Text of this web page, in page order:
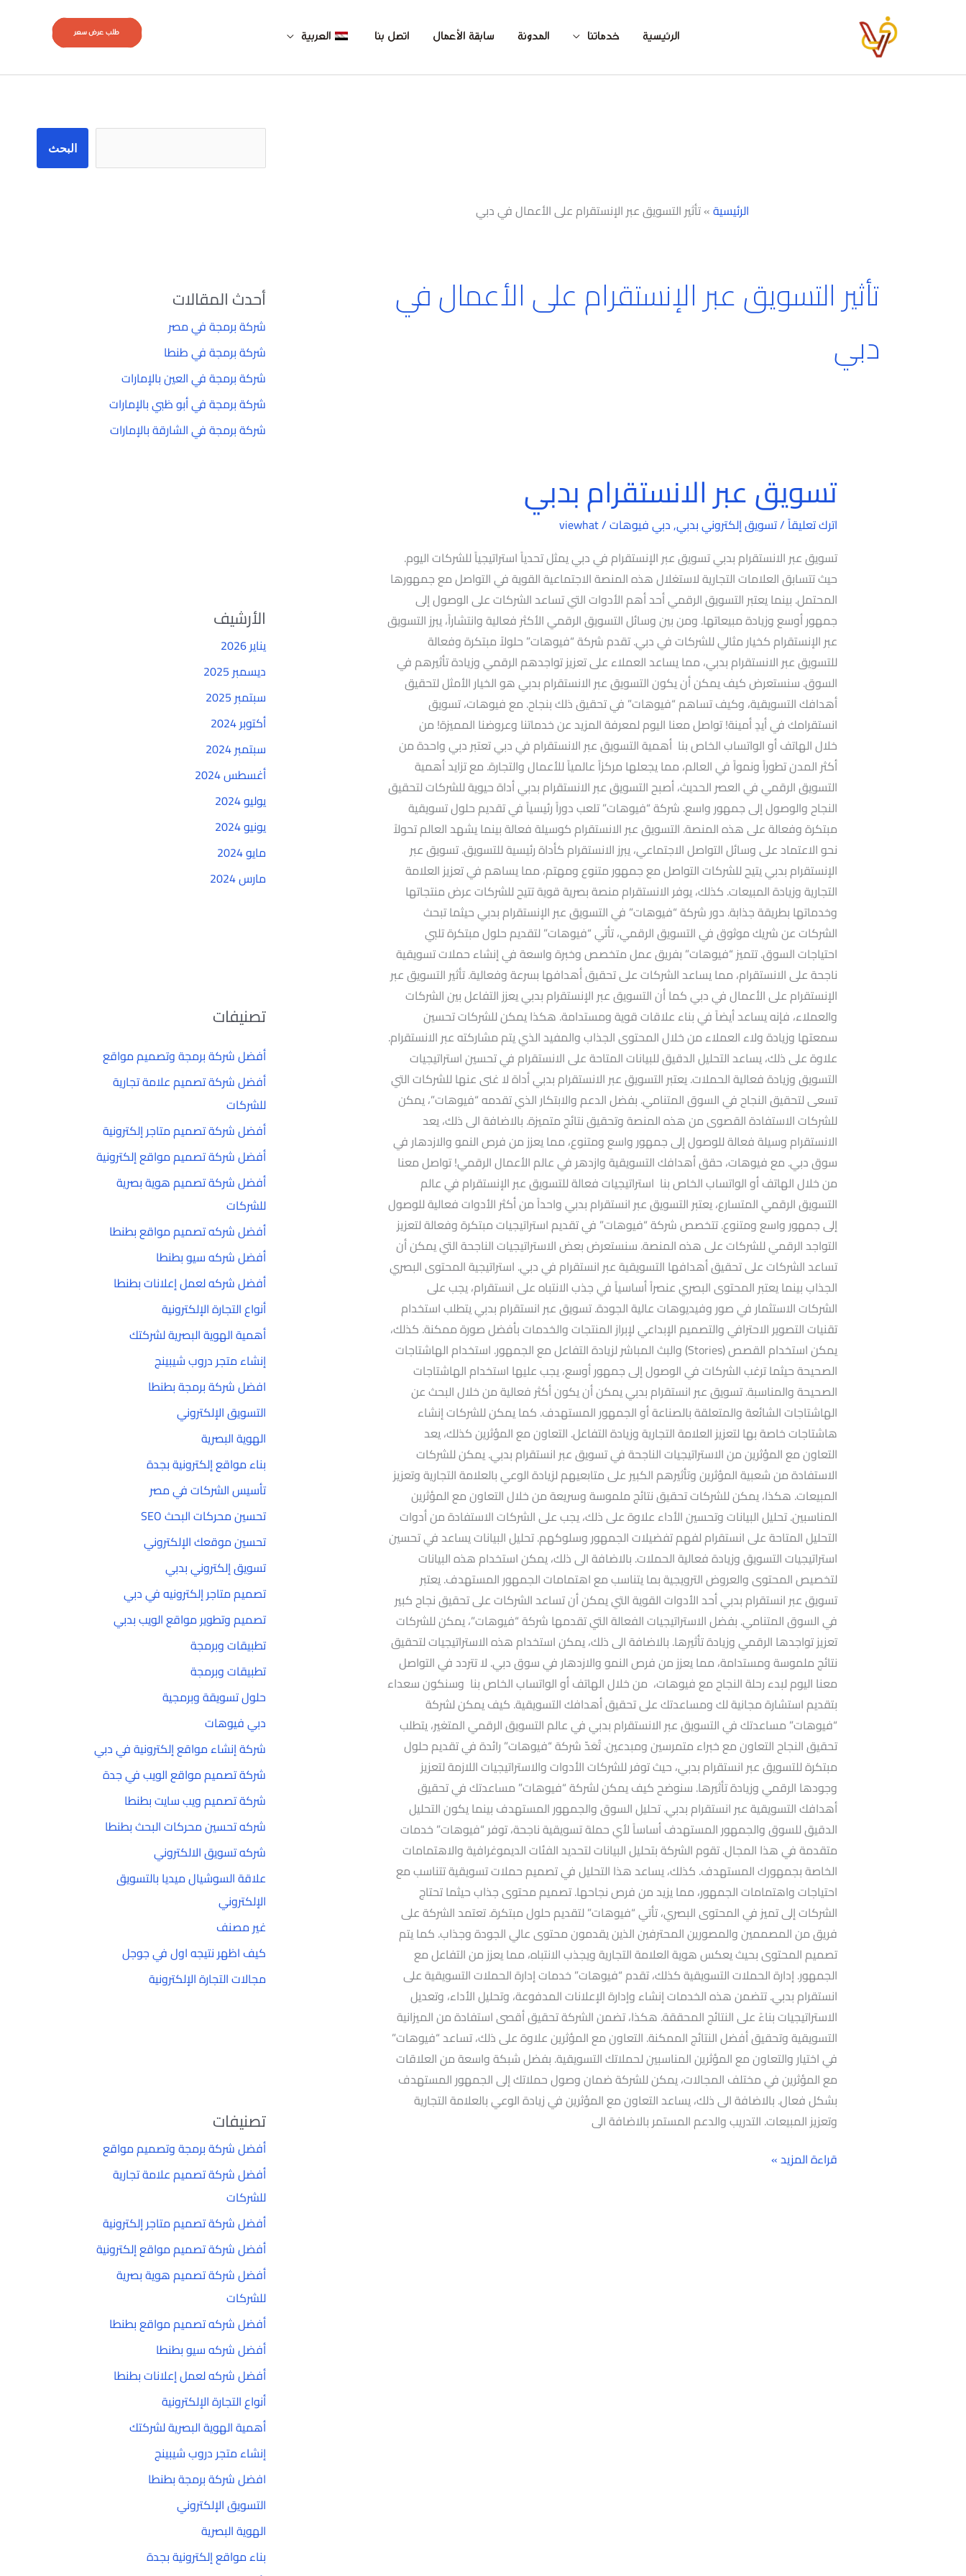
الرئيسية خدماتنا المدونة سابقة الأعمال اتصل بنا العربية طلب عرض سعر
الرئيسية»تأثير التسويق عبر الإنستقرام على الأعمال في دبي
تأثير التسويق عبر الإنستقرام على الأعمال في
دبي
تسويق عبر الانستقرام بدبي
اترك تعليقاً/تسويق إلكتروني بدبي,دبي فيوهات/
viewhat
تسويق عبر الانستقرام بدبي تسويق عبر الإنستقرام في دبي يمثل تحدياً استراتيجياً للشركات اليوم.
حيث تتسابق العلامات التجارية لاستغلال هذه المنصة الاجتماعية القوية في التواصل مع جمهورها
المحتمل. بينما يعتبر التسويق الرقمي أحد أهم الأدوات التي تساعد الشركات على الوصول إلى
جمهور أوسع وزيادة مبيعاتها. ومن بين وسائل التسويق الرقمي الأكثر فعالية وانتشاراً، يبرز التسويق
عبر الإنستقرام كخيار مثالي للشركات في دبي. تقدم شركة “فيوهات” حلولاً مبتكرة وفعالة
للتسويق عبر الانستقرام بدبي، مما يساعد العملاء على تعزيز تواجدهم الرقمي وزيادة تأثيرهم في
السوق. سنستعرض كيف يمكن أن يكون التسويق عبر الانستقرام بدبي هو الخيار الأمثل لتحقيق
أهدافك التسويقية، وكيف تساهم “فيوهات” في تحقيق ذلك بنجاح. مع فيوهات، تسويق
انستقرامك في أيدٍ أمينة! تواصل معنا اليوم لمعرفة المزيد عن خدماتنا وعروضنا المميزة! من
خلال الهاتف أو الواتساب الخاص بنا أهمية التسويق عبر الانستقرام في دبي تعتبر دبي واحدة من
أكثر المدن تطوراً ونمواً في العالم، مما يجعلها مركزاً عالمياً للأعمال والتجارة. مع تزايد أهمية
التسويق الرقمي في العصر الحديث، أصبح التسويق عبر الانستقرام بدبي أداة حيوية للشركات لتحقيق
النجاح والوصول إلى جمهور واسع. شركة “فيوهات” تلعب دوراً رئيسياً في تقديم حلول تسويقية
مبتكرة وفعالة على هذه المنصة. التسويق عبر الانستقرام كوسيلة فعالة بينما يشهد العالم تحولاً
نحو الاعتماد على وسائل التواصل الاجتماعي، يبرز الانستقرام كأداة رئيسية للتسويق. تسويق عبر
الإنستقرام بدبي يتيح للشركات التواصل مع جمهور متنوع ومهتم، مما يساهم في تعزيز العلامة
التجارية وزيادة المبيعات. كذلك، يوفر الانستقرام منصة بصرية قوية تتيح للشركات عرض منتجاتها
وخدماتها بطريقة جذابة. دور شركة “فيوهات” في التسويق عبر الإنستقرام بدبي حيثما تبحث
الشركات عن شريك موثوق في التسويق الرقمي، تأتي “فيوهات” لتقديم حلول مبتكرة تلبي
احتياجات السوق. تتميز “فيوهات” بفريق عمل متخصص وخبرة واسعة في إنشاء حملات تسويقية
ناجحة على الانستقرام، مما يساعد الشركات على تحقيق أهدافها بسرعة وفعالية. تأثير التسويق عبر
الإنستقرام على الأعمال في دبي كما أن التسويق عبر الإنستقرام بدبي يعزز التفاعل بين الشركات
والعملاء، فإنه يساعد أيضاً في بناء علاقات قوية ومستدامة. هكذا يمكن للشركات تحسين
سمعتها وزيادة ولاء العملاء من خلال المحتوى الجذاب والمفيد الذي يتم مشاركته عبر الانستقرام.
علاوة على ذلك، يساعد التحليل الدقيق للبيانات المتاحة على الانستقرام في تحسين استراتيجيات
التسويق وزيادة فعالية الحملات. يعتبر التسويق عبر الانستقرام بدبي أداة لا غنى عنها للشركات التي
تسعى لتحقيق النجاح في السوق المتنامي. بفضل الدعم والابتكار الذي تقدمه “فيوهات”، يمكن
للشركات الاستفادة القصوى من هذه المنصة وتحقيق نتائج متميزة. بالاضافة الى ذلك، يعد
الانستقرام وسيلة فعالة للوصول إلى جمهور واسع ومتنوع، مما يعزز من فرص النمو والازدهار في
سوق دبي. مع فيوهات، حقق أهدافك التسويقية وازدهر في عالم الأعمال الرقمي! تواصل معنا
من خلال الهاتف أو الواتساب الخاص بنا استراتيجيات فعالة للتسويق عبر الإنستقرام في عالم
التسويق الرقمي المتسارع، يعتبر التسويق عبر انستقرام بدبي واحداً من أكثر الأدوات فعالية للوصول
إلى جمهور واسع ومتنوع. تتخصص شركة “فيوهات” في تقديم استراتيجيات مبتكرة وفعالة لتعزيز
التواجد الرقمي للشركات على هذه المنصة. سنستعرض بعض الاستراتيجيات الناجحة التي يمكن أن
تساعد الشركات على تحقيق أهدافها التسويقية عبر انستقرام في دبي. استراتيجية المحتوى البصري
الجذاب بينما يعتبر المحتوى البصري عنصراً أساسياً في جذب الانتباه على انستقرام، يجب على
الشركات الاستثمار في صور وفيديوهات عالية الجودة. تسويق عبر انستقرام بدبي يتطلب استخدام
تقنيات التصوير الاحترافي والتصميم الإبداعي لإبراز المنتجات والخدمات بأفضل صورة ممكنة. كذلك،
يمكن استخدام القصص (Stories) والبث المباشر لزيادة التفاعل مع الجمهور. استخدام الهاشتاجات
الصحيحة حيثما ترغب الشركات في الوصول إلى جمهور أوسع، يجب عليها استخدام الهاشتاجات
الصحيحة والمناسبة. تسويق عبر انستقرام بدبي يمكن أن يكون أكثر فعالية من خلال البحث عن
الهاشتاجات الشائعة والمتعلقة بالصناعة أو الجمهور المستهدف. كما يمكن للشركات إنشاء
هاشتاجات خاصة بها لتعزيز العلامة التجارية وزيادة التفاعل. التعاون مع المؤثرين كذلك، يعد
التعاون مع المؤثرين من الاستراتيجيات الناجحة في تسويق عبر انستقرام بدبي. يمكن للشركات
الاستفادة من شعبية المؤثرين وتأثيرهم الكبير على متابعيهم لزيادة الوعي بالعلامة التجارية وتعزيز
المبيعات. هكذا، يمكن للشركات تحقيق نتائج ملموسة وسريعة من خلال التعاون مع المؤثرين
المناسبين. تحليل البيانات وتحسين الأداء علاوة على ذلك، يجب على الشركات الاستفادة من أدوات
التحليل المتاحة على انستقرام لفهم تفضيلات الجمهور وسلوكهم. تحليل البيانات يساعد في تحسين
استراتيجيات التسويق وزيادة فعالية الحملات. بالاضافة الى ذلك، يمكن استخدام هذه البيانات
لتخصيص المحتوى والعروض الترويجية بما يتناسب مع اهتمامات الجمهور المستهدف. يعتبر
تسويق عبر انستقرام بدبي أحد الأدوات القوية التي يمكن أن تساعد الشركات على تحقيق نجاح كبير
في السوق المتنامي. بفضل الاستراتيجيات الفعالة التي تقدمها شركة “فيوهات”، يمكن للشركات
تعزيز تواجدها الرقمي وزيادة تأثيرها. بالاضافة الى ذلك، يمكن استخدام هذه الاستراتيجيات لتحقيق
نتائج ملموسة ومستدامة، مما يعزز من فرص النمو والازدهار في سوق دبي. لا تتردد في التواصل
معنا اليوم لبدء رحلة النجاح مع فيوهات، من خلال الهاتف أو الواتساب الخاص بنا وسنكون سعداء
بتقديم استشارة مجانية لك ومساعدتك على تحقيق أهدافك التسويقية. كيف يمكن لشركة
“فيوهات” مساعدتك في التسويق عبر الانستقرام بدبي في عالم التسويق الرقمي المتغير، يتطلب
تحقيق النجاح التعاون مع خبراء متمرسين ومبدعين. تُعَدّ شركة “فيوهات” رائدة في تقديم حلول
مبتكرة للتسويق عبر انستقرام بدبي، حيث توفر للشركات الأدوات والاستراتيجيات اللازمة لتعزيز
وجودها الرقمي وزيادة تأثيرها. سنوضح كيف يمكن لشركة “فيوهات” مساعدتك في تحقيق
أهدافك التسويقية عبر انستقرام بدبي. تحليل السوق والجمهور المستهدف بينما يكون التحليل
الدقيق للسوق والجمهور المستهدف أساساً لأي حملة تسويقية ناجحة، توفر “فيوهات” خدمات
متقدمة في هذا المجال. تقوم الشركة بتحليل البيانات لتحديد الفئات الديموغرافية والاهتمامات
الخاصة بجمهورك المستهدف. كذلك، يساعد هذا التحليل في تصميم حملات تسويقية تتناسب مع
احتياجات واهتمامات الجمهور، مما يزيد من فرص نجاحها. تصميم محتوى جذاب حيثما تحتاج
الشركات إلى تميز في المحتوى البصري، تأتي “فيوهات” لتقديم حلول مبتكرة. تعتمد الشركة على
فريق من المصممين والمصورين المحترفين الذين يقدمون محتوى عالي الجودة وجذاب. كما يتم
تصميم المحتوى بحيث يعكس هوية العلامة التجارية ويجذب الانتباه، مما يعزز من التفاعل مع
الجمهور. إدارة الحملات التسويقية كذلك، تقدم “فيوهات” خدمات إدارة الحملات التسويقية على
انستقرام بدبي. تتضمن هذه الخدمات إنشاء وإدارة الإعلانات المدفوعة، وتحليل الأداء، وتعديل
الاستراتيجيات بناءً على النتائج المحققة. هكذا، تضمن الشركة تحقيق أقصى استفادة من الميزانية
التسويقية وتحقيق أفضل النتائج الممكنة. التعاون مع المؤثرين علاوة على ذلك، تساعد “فيوهات”
في اختيار والتعاون مع المؤثرين المناسبين لحملاتك التسويقية. بفضل شبكة واسعة من العلاقات
مع المؤثرين في مختلف المجالات، يمكن للشركة ضمان وصول حملاتك إلى الجمهور المستهدف
بشكل فعال. بالاضافة الى ذلك، يساعد التعاون مع المؤثرين في زيادة الوعي بالعلامة التجارية
وتعزيز المبيعات. التدريب والدعم المستمر بالاضافة الى
تسويق
عبر
الانستقرام
قراءة المزيد »
البحث
أحدث المقالات
شركة برمجة في مصر
شركة برمجة في طنطا
شركة برمجة في العين بالإمارات
شركة برمجة في أبو ظبي بالإمارات
شركة برمجة في الشارقة بالإمارات
الأرشيف
يناير 2026
ديسمبر 2025
سبتمبر 2025
أكتوبر 2024
سبتمبر 2024
أغسطس 2024
يوليو 2024
يونيو 2024
مايو 2024
مارس 2024
تصنيفات
أفضل شركة برمجة وتصميم مواقع
أفضل شركة تصميم علامة تجارية
للشركات
أفضل شركة تصميم متاجر إلكترونية
أفضل شركة تصميم مواقع إلكترونية
أفضل شركة تصميم هوية بصرية
للشركات
أفضل شركه تصميم مواقع بطنطا
أفضل شركه سيو بطنطا
أفضل شركه لعمل إعلانات بطنطا
أنواع التجارة الإلكترونية
أهمية الهوية البصرية لشركتك
إنشاء متجر دروب شيبينج
افضل شركة برمجة بطنطا
التسويق الإلكتروني
الهوية البصرية
بناء مواقع إلكترونية بجدة
تأسيس الشركات في مصر
تحسين محركات البحث SEO
تحسين موقعك الإلكتروني
تسويق إلكتروني بدبي
تصميم متاجر إلكترونيه في دبي
تصميم وتطوير مواقع الويب بدبي
تطبيقات وبرمجة
تطبيقات وبرمجة
حلول تسويقة وبرمجية
دبي فيوهات
شركة إنشاء مواقع إلكترونية في دبي
شركة تصميم مواقع الويب في جدة
شركة تصميم ويب سايت بطنطا
شركه تحسين محركات البحث بطنطا
شركه تسويق الالكتروني
علاقة السوشيال ميديا بالتسويق
الإلكتروني
غير مصنف
كيف اظهر نتيجه اول في جوجل
مجالات التجارة الإلكترونية
تصنيفات
أفضل شركة برمجة وتصميم مواقع
أفضل شركة تصميم علامة تجارية
للشركات
أفضل شركة تصميم متاجر إلكترونية
أفضل شركة تصميم مواقع إلكترونية
أفضل شركة تصميم هوية بصرية
للشركات
أفضل شركه تصميم مواقع بطنطا
أفضل شركه سيو بطنطا
أفضل شركه لعمل إعلانات بطنطا
أنواع التجارة الإلكترونية
أهمية الهوية البصرية لشركتك
إنشاء متجر دروب شيبينج
افضل شركة برمجة بطنطا
التسويق الإلكتروني
الهوية البصرية
بناء مواقع إلكترونية بجدة